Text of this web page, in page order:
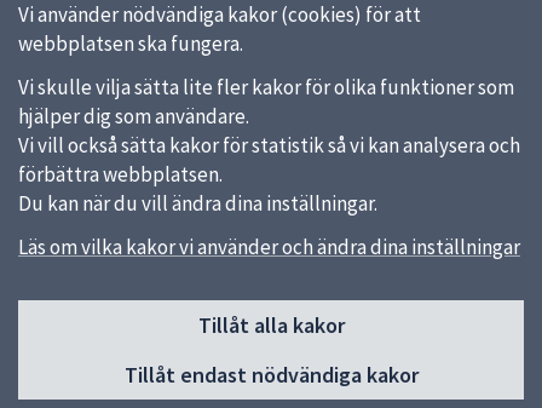
Vi använder nödvändiga kakor (cookies) för att
webbplatsen ska fungera.
Vi skulle vilja sätta lite fler kakor för olika funktioner som
hjälper dig som användare.
Vi vill också sätta kakor för statistik så vi kan analysera och
förbättra webbplatsen.
Du kan när du vill ändra dina inställningar.
Läs om vilka kakor vi använder och ändra dina inställningar
Tillåt alla kakor
Tillåt endast nödvändiga kakor